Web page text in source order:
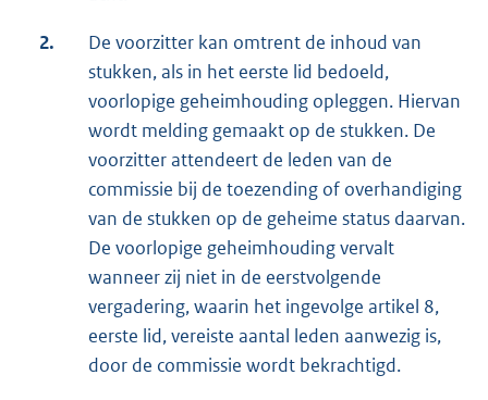
2.
De voorzitter kan omtrent de inhoud van
stukken, als in het eerste lid bedoeld,
voorlopige geheimhouding opleggen. Hiervan
wordt melding gemaakt op de stukken. De
voorzitter attendeert de leden van de
commissie bij de toezending of overhandiging
van de stukken op de geheime status daarvan.
De voorlopige geheimhouding vervalt
wanneer zij niet in de eerstvolgende
vergadering, waarin het ingevolge artikel 8,
eerste lid, vereiste aantal leden aanwezig is,
door de commissie wordt bekrachtigd.